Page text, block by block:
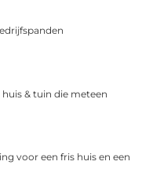
& tuin die meteen
voor een fris huis en een